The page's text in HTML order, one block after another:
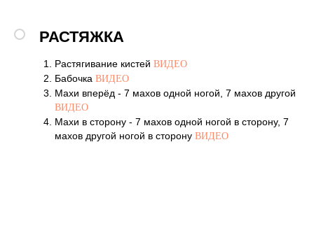
РАСТЯЖКА
Растягивание кистей ВИДЕО
Бабочка ВИДЕО
Махи вперёд - 7 махов одной ногой, 7 махов другой
ВИДЕО
Махи в сторону - 7 махов одной ногой в сторону, 7
махов другой ногой в сторону ВИДЕО